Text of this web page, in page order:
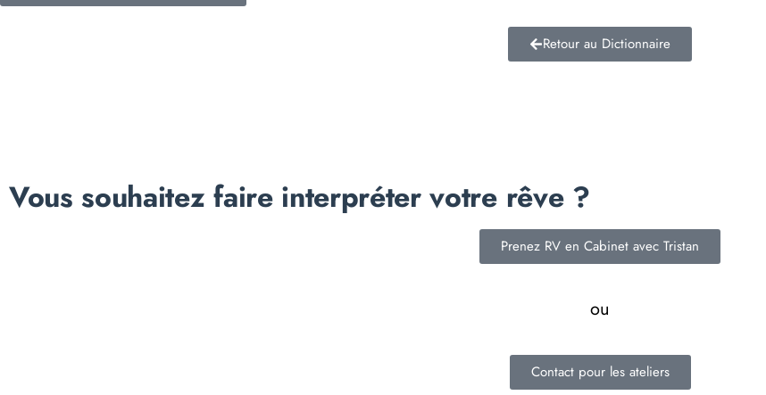
Retour au Dictionnaire
Vous souhaitez faire interpréter votre rêve ?
Prenez RV en Cabinet avec Tristan
ou
Contact pour les ateliers